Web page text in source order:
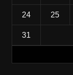
24 25
31